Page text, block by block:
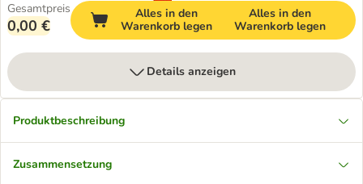
Gesamtpreis
0,00 €
Alles in den
Warenkorb legen
Alles in den
Warenkorb legen
Details anzeigen
Produktbeschreibung
Zusammensetzung